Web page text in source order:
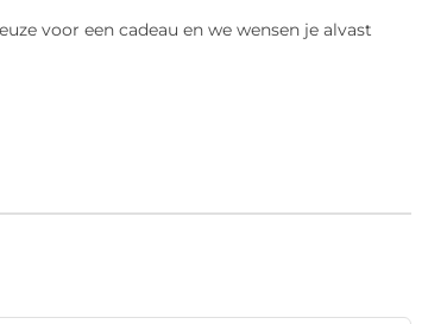
voor een cadeau en we wensen je alvast